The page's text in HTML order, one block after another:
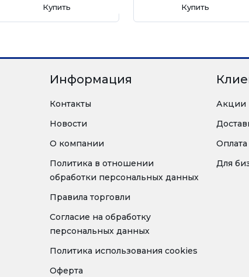
Купить Купить
Информация
Контакты
Новости
О компании
Политика в отношении
обработки персональных данных
Правила торговли
Согласие на обработку
персональных данных
Политика использования cookies
Оферта
Акции
Оплата
Для